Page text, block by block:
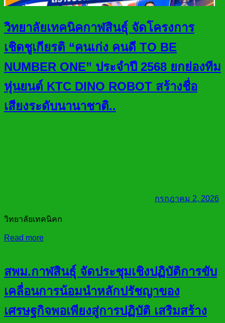
วิทยาลัยเทคนิคกาฬสินธุ์ จัดโครงการ
เชิดชูเกียรติ “คนเก่ง คนดี TO BE
NUMBER ONE” ประจำปี 2568 ยกย่องทีม
หุ่นยนต์ KTC DINO ROBOT สร้างชื่อ
เสียงระดับนานาชาติ..
กรกฎาคม 2, 2026
วิทยาลัยเทคนิคก
Read more
สพม.กาฬสินธุ์ จัดประชุมเชิงปฏิบัติการขับ
เคลื่อนการน้อมนำหลักปรัชญาของ
เศรษฐกิจพอเพียงสู่การปฏิบัติ เสริมสร้าง